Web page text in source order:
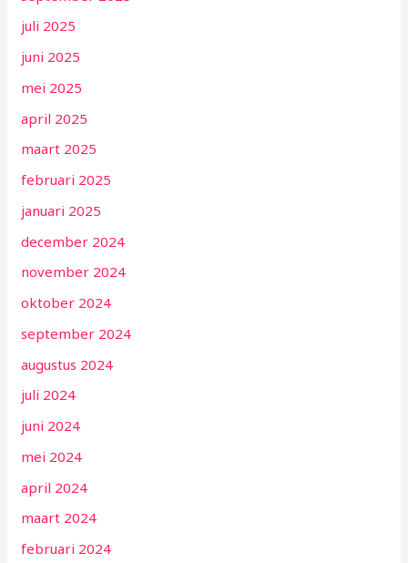
juli 2025
juni 2025
mei 2025
april 2025
maart 2025
februari 2025
januari 2025
december 2024
november 2024
oktober 2024
september 2024
augustus 2024
juli 2024
juni 2024
mei 2024
april 2024
maart 2024
februari 2024